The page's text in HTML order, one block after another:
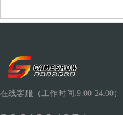
Sh
在线客服（工作时间:9:00-24:00）